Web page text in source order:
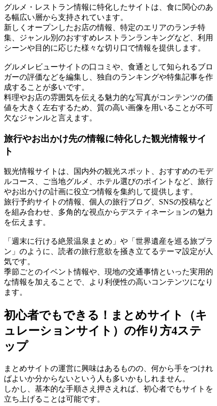
グルメ・レストラン情報に特化したサイトは、食に関心のあ
る幅広い層から支持されています。
新しくオープンしたお店の情報、特定のエリアのランチ特
集、ジャンル別のおすすめレストランランキングなど、利用
シーンや目的に応じた様々な切り口で情報を提供します。
グルメレビューサイトの口コミや、食通として知られるブロ
ガーの評価などを編集し、独自のランキングや特集記事を作
成することが多いです。
料理やお店の雰囲気を伝える魅力的な写真がコンテンツの価
値を大きく左右するため、質の高い画像を用いることが不可
欠なジャンルと言えます。
旅行やお出かけ先の情報に特化した観光情報サイ
ト
観光情報サイトは、国内外の観光スポット、おすすめのモデ
ルコース、ご当地グルメ、ホテル選びのポイントなど、旅行
やお出かけの計画に役立つ情報を集約して提供します。
旅行予約サイトの情報、個人の旅行ブログ、SNSの投稿など
を組み合わせ、多角的な視点からデスティネーションの魅力
を伝えます。
「週末に行ける絶景温泉まとめ」や「世界遺産を巡る旅プラ
ン」のように、読者の旅行意欲を掻き立てるテーマ設定が人
気です。
季節ごとのイベント情報や、現地の交通事情といった実用的
な情報を加えることで、より利便性の高いコンテンツになり
ます。
初心者でもできる！まとめサイト（キ
ュレーションサイト）の作り方4ステ
ップ
まとめサイトの運営に興味はあるものの、何から手をつけれ
ばよいか分からないという人も多いかもしれません。
しかし、基本的な手順さえ押さえれば、初心者でもサイトを
立ち上げることは可能です。